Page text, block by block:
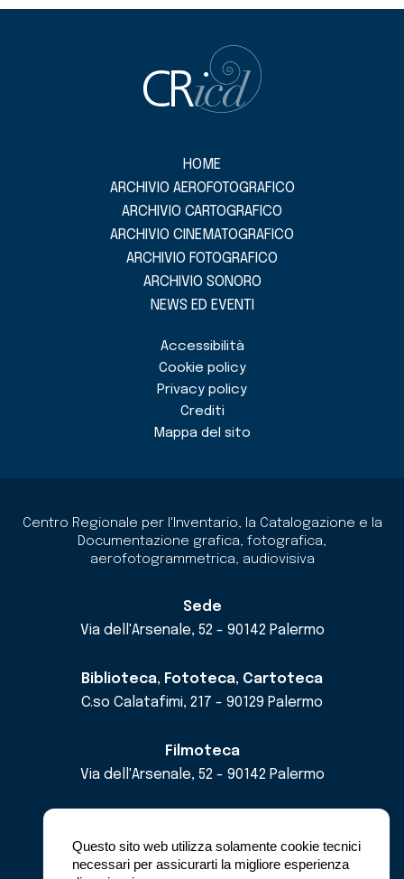
Questo sito web utilizza solamente cookie tecnici
necessari per assicurarti la migliore esperienza
HOME
ARCHIVIO AEROFOTOGRAFICO
ARCHIVIO CARTOGRAFICO
ARCHIVIO CINEMATOGRAFICO
ARCHIVIO FOTOGRAFICO
ARCHIVIO SONORO
NEWS ED EVENTI
Accessibilità
Cookie policy
Privacy policy
Crediti
Mappa del sito
Centro Regionale per l'Inventario, la Catalogazione e la
Documentazione grafica, fotografica,
aerofotogrammetrica, audiovisiva
Sede
Via dell'Arsenale, 52 - 90142 Palermo
Biblioteca, Fototeca, Cartoteca
C.so Calatafimi, 217 - 90129 Palermo
Filmoteca
Via dell'Arsenale, 52 - 90142 Palermo
pec cricdsicilia@pec.it